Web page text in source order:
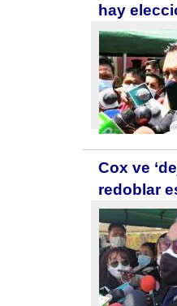
hay
Cox ve
redoblar